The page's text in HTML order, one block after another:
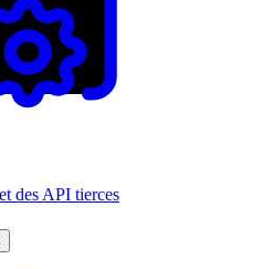
des API tierces